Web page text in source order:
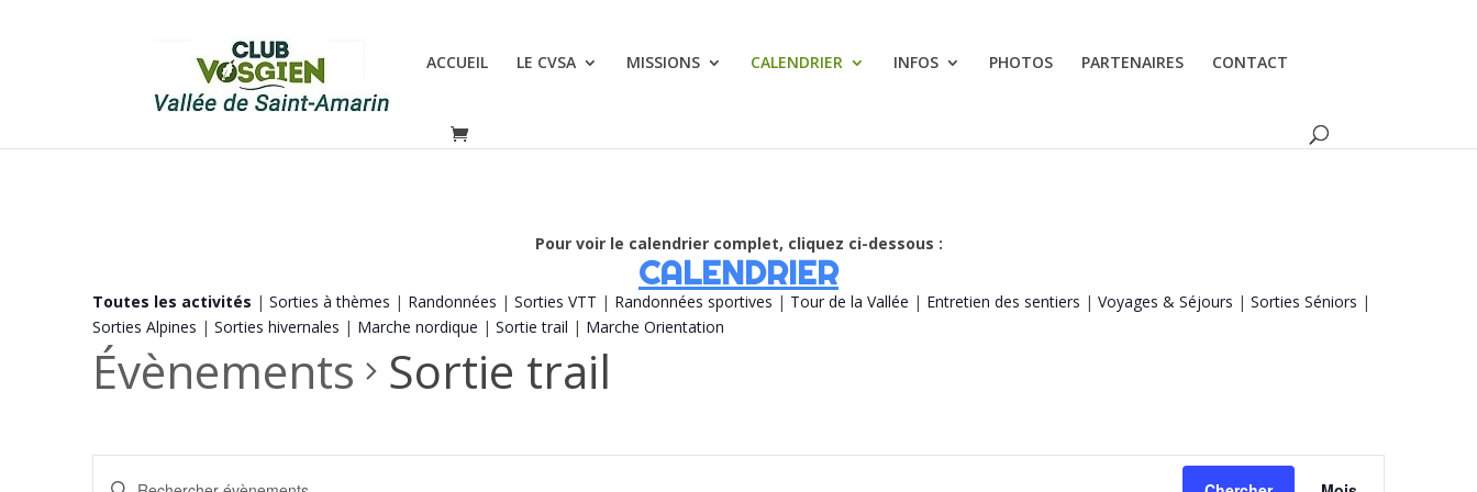
ACCUEIL LE CVSA MISSIONS CALENDRIER INFOS PHOTOS PARTENAIRES CONTACT
Pour voir le calendrier complet, cliquez ci-dessous :
CALENDRIER
Toutes les activités | Sorties à thèmes | Randonnées | Sorties VTT | Randonnées sportives | Tour de la Vallée | Entretien des sentiers | Voyages & Séjours | Sorties Séniors |
Sorties Alpines | Sorties hivernales | Marche nordique | Sortie trail | Marche Orientation
Évènements Sortie trail
Recherche
Saisir